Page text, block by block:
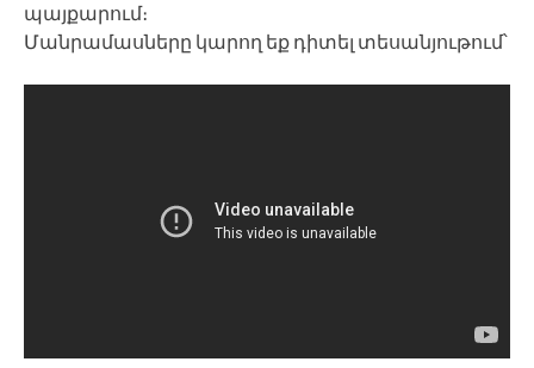
պայքարում։
Մանրամասները կարող եք դիտել տեսանյութում՝